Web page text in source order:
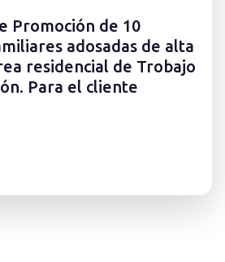
Promoción de 10
adosadas de alta
residencial de Trobajo
Para el cliente